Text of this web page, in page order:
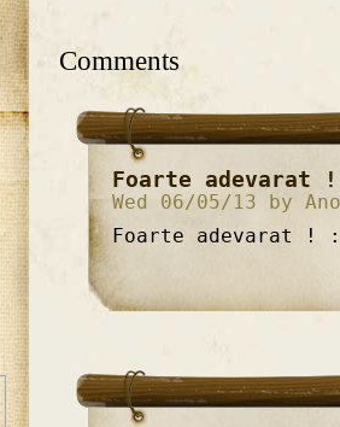
Comments
Foarte adevarat
Wed 06/05/13 by
Foarte adevarat !